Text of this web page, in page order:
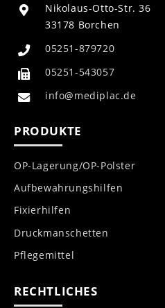
Nikolaus-Otto-Str. 36
33178 Borchen
05251-879720
05251-543057
info@mediplac.de
PRODUKTE
OP-Lagerung/OP-Polster
Aufbewahrungshilfen
Fixierhilfen
Druckmanschetten
Pflegemittel
RECHTLICHES